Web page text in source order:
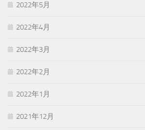
2022年5月
2022年4月
2022年3月
2022年2月
2022年1月
2021年12月